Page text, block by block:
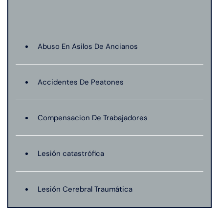
Abuso En Asilos De Ancianos
Accidentes De Peatones
Compensacion De Trabajadores
Lesión catastrófica
Lesión Cerebral Traumática